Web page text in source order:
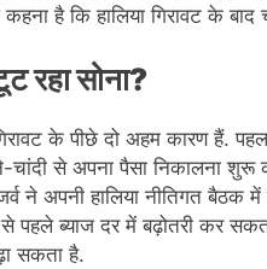
कहना है क‍ि हाल‍िया गिरावट के
रहा सोना?
के पीछे दो अहम कारण हैं.
से अपना पैसा निकालना शुरू
ने अपनी हालिया नीतिगत
ब्याज दर में बढ़ोतरी कर
सकता है.